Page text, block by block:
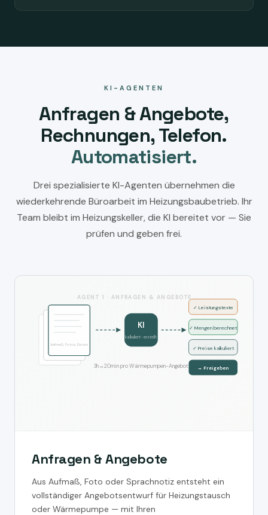
KI-AGENTEN
Anfragen & Angebote,
Rechnungen, Telefon.
Automatisiert.
Drei spezialisierte KI-Agenten übernehmen die
wiederkehrende Büroarbeit im Heizungsbaubetrieb. Ihr
Team bleibt im Heizungskeller, die KI bereitet vor — Sie
prüfen und geben frei.
AGENT 1 · ANFRAGEN & ANGEBOTE
Aufmaß, Fotos, Daten
KI
kalkuliert · erstellt
✓ Leistungstexte
✓ Mengen berechnet
✓ Preise kalkuliert
→ Freigeben
3h→20min pro Wärmepumpen-Angebot
Anfragen & Angebote
Aus Aufmaß, Foto oder Sprachnotiz entsteht ein
vollständiger Angebotsentwurf für Heizungstausch
oder Wärmepumpe — mit Ihren